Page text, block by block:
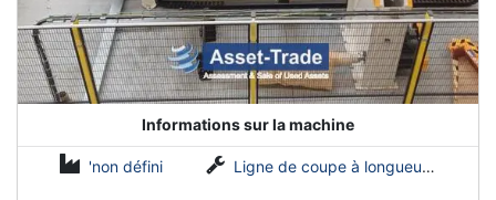
Informations sur la machine
'non défini Ligne de coupe à longueur (0,5-2 mm x 1600 mm)